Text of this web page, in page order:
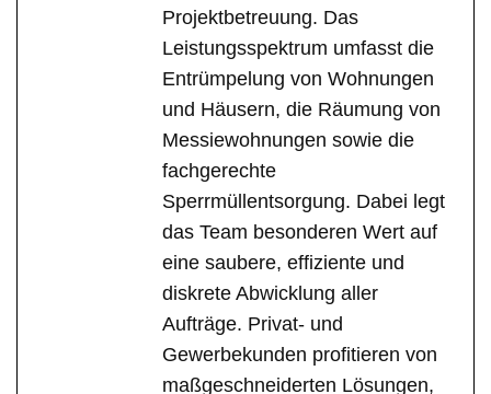
Projektbetreuung. Das
Leistungsspektrum umfasst die
Entrümpelung von Wohnungen
und Häusern, die Räumung von
Messiewohnungen sowie die
fachgerechte
Sperrmüllentsorgung. Dabei legt
das Team besonderen Wert auf
eine saubere, effiziente und
diskrete Abwicklung aller
Aufträge. Privat- und
Gewerbekunden profitieren von
maßgeschneiderten Lösungen,